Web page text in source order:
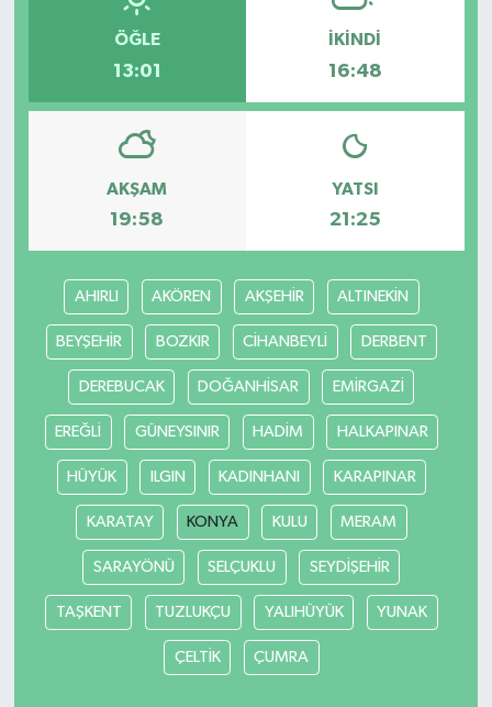
ÖĞLE
13:01
İKINDI
16:48
AKŞAM
19:58
YATSI
21:25
AHIRLI AKÖREN AKŞEHİR ALTINEKİN
BEYŞEHİR BOZKIR CİHANBEYLİ DERBENT
DEREBUCAK DOĞANHİSAR EMİRGAZİ
EREĞLİ GÜNEYSINIR HADİM HALKAPINAR
HÜYÜK ILGIN KADINHANI KARAPINAR
KARATAY KONYA KULU MERAM
SARAYÖNÜ SELÇUKLU SEYDİŞEHİR
TAŞKENT TUZLUKÇU YALIHÜYÜK YUNAK
ÇELTİK ÇUMRA